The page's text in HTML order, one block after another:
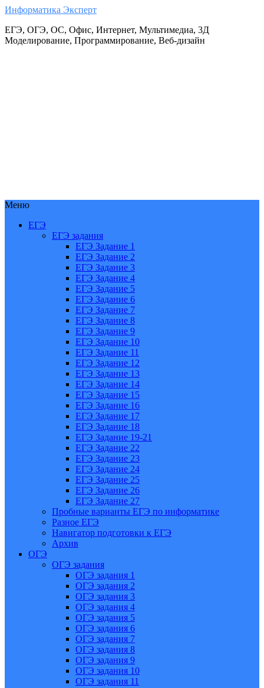
Информатика Эксперт
ЕГЭ, ОГЭ, ОС, Офис, Интернет, Мультимедиа, 3Д
Моделирование, Программирование, Веб-дизайн
Меню
ЕГЭ
ЕГЭ задания
ЕГЭ Задание 1
ЕГЭ Задание 2
ЕГЭ Задание 3
ЕГЭ Задание 4
ЕГЭ Задание 5
ЕГЭ Задание 6
ЕГЭ Задание 7
ЕГЭ Задание 8
ЕГЭ Задание 9
ЕГЭ Задание 10
ЕГЭ Задание 11
ЕГЭ Задание 12
ЕГЭ Задание 13
ЕГЭ Задание 14
ЕГЭ Задание 15
ЕГЭ Задание 16
ЕГЭ Задание 17
ЕГЭ Задание 18
ЕГЭ Задание 19-21
ЕГЭ Задание 22
ЕГЭ Задание 23
ЕГЭ Задание 24
ЕГЭ Задание 25
ЕГЭ Задание 26
ЕГЭ Задание 27
Пробные варианты ЕГЭ по информатике
Разное ЕГЭ
Навигатор подготовки к ЕГЭ
Архив
ОГЭ
ОГЭ задания
ОГЭ задания 1
ОГЭ задания 2
ОГЭ задания 3
ОГЭ задания 4
ОГЭ задания 5
ОГЭ задания 6
ОГЭ задания 7
ОГЭ задания 8
ОГЭ задания 9
ОГЭ задания 10
ОГЭ задания 11